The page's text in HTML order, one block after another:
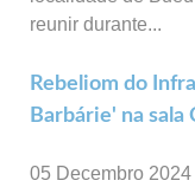
reunir durante...
Rebeliom do
Barbárie' na sala
05 Decembro 2024